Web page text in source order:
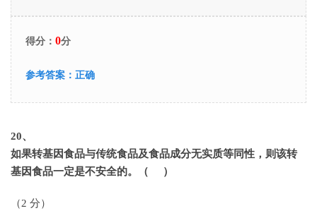
得分： 0分
参考答案： 正确
20、
如果转基因食品与传统食品及食品成分无实质等同性，则该转
基因食品一定是不安全的。（ ）
（2 分）